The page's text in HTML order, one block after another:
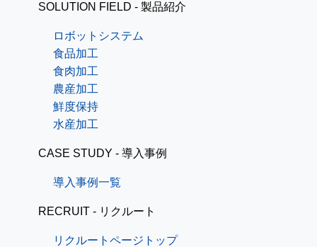
SOLUTION FIELD - 製品紹介
ロボットシステム
食品加工
食肉加工
農産加工
鮮度保持
水産加工
CASE STUDY - 導入事例
導入事例一覧
RECRUIT - リクルート
リクルートページトップ